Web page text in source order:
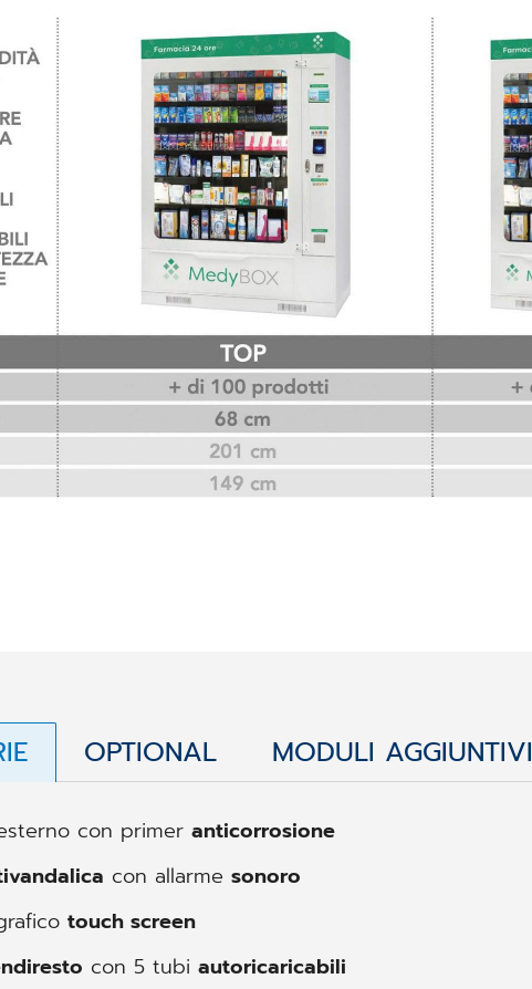
OPTIONAL MODULI AGGIUNTIVI
con primer anticorrosione
con allarme sonoro
touch screen
con 5 tubi autoricaricabili